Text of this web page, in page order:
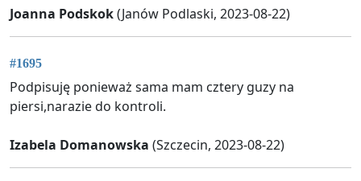
Joanna Podskok(Janów Podlaski, 2023-08-22)
#1695
Podpisuję ponieważ sama mam cztery guzy na
piersi,narazie do kontroli.
Izabela Domanowska (Szczecin, 2023-08-22)